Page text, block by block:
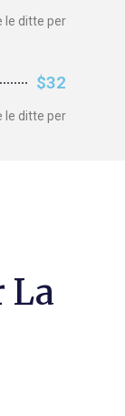
le ditte per
$32
le ditte per
La